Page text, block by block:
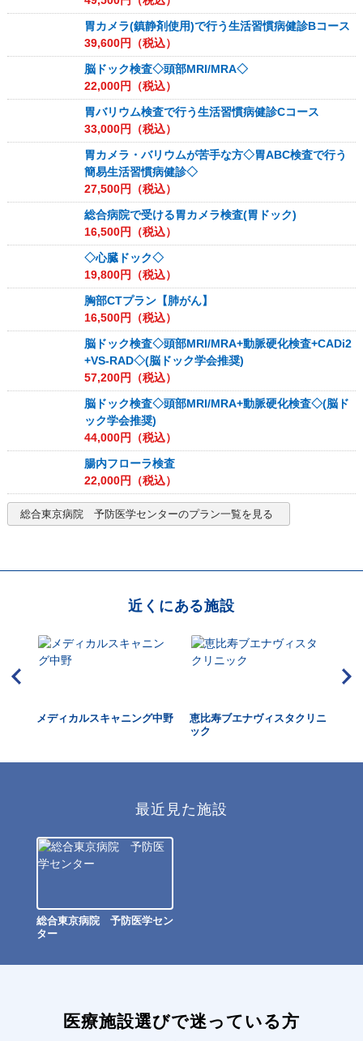
胃カメラ(鎮静剤使用)で行う生活習慣病健診Bコース
39,600円（税込）
脳ドック検査◇頭部MRI/MRA◇
22,000円（税込）
胃バリウム検査で行う生活習慣病健診Cコース
33,000円（税込）
胃カメラ・バリウムが苦手な方◇胃ABC検査で行う
簡易生活習慣病健診◇
27,500円（税込）
総合病院で受ける胃カメラ検査(胃ドック)
16,500円（税込）
◇心臓ドック◇
19,800円（税込）
胸部CTプラン【肺がん】
16,500円（税込）
脳ドック検査◇頭部MRI/MRA+動脈硬化検査+CADi2
+VS-RAD◇(脳ドック学会推奨)
57,200円（税込）
脳ドック検査◇頭部MRI/MRA+動脈硬化検査◇(脳ド
ック学会推奨)
44,000円（税込）
腸内フローラ検査
22,000円（税込）
総合東京病院 予防医学センターのプラン一覧を見る
近くにある施設
メディカルスキャニング中野
恵比寿ブエナヴィスタクリニ
ック
最近見た施設
総合東京病院 予防医学セン
ター
医療施設選びで迷っている方